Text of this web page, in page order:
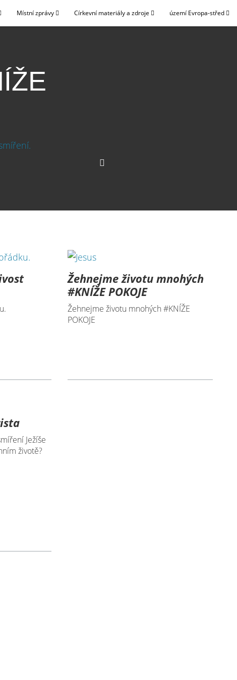
Místní zprávy Církevní materiály a zdroje území Evropa-střed
Žehnejme životu mnohých
#KNÍŽE POKOJE
Žehnejme životu mnohých #KNÍŽE
POKOJE
Ježíše
životě?